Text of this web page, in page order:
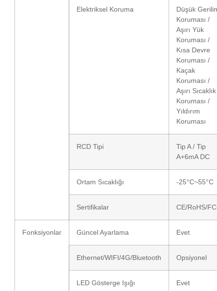
Elektriksel Koruma
Düşük
Koruması /
Aşırı Yük
Koruması /
Kısa Devre
Koruması /
Kaçak
Koruması /
Aşırı Sıcaklık
Koruması /
Yıldırım
Koruması
RCD Tipi
Tip A / Tip
A+6mA DC
Ortam Sıcaklığı -25°C~55°C
Sertifikalar CE/RoHS/
Fonksiyonlar Güncel Ayarlama Evet
Ethernet/WIFI/4G/Bluetooth Opsiyonel
LED Gösterge Işığı Evet